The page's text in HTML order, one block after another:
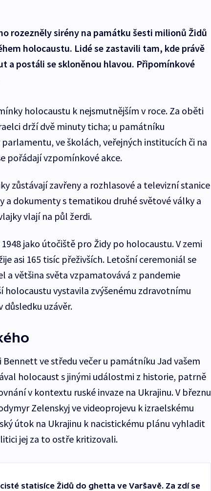
rozezněly sirény na památku šesti milionů Židů
holocaustu. Lidé se zastavili tam, kde právě
a postáli se skloněnou hlavou. Připomínkové
holocaustu k nejsmutnějším v roce. Za oběti
drží dvě minuty ticha; u památníku
ve školách, veřejných institucích či na
pořádají vzpomínkové akce.
zůstávají zavřeny a rozhlasové a televizní stanice
a dokumenty s tematikou druhé světové války a
vlají na půl žerdi.
jako útočiště pro Židy po holocaustu. V zemi
asi 165 tisíc přeživších. Letošní ceremoniál se
a většina světa vzpamatovává z pandemie
holocaustu vystavila zvýšenému zdravotnímu
důsledku uzávěr.
ve středu večer u památníku Jad vašem
holocaust s jinými událostmi z historie, patrně
v kontextu ruské invaze na Ukrajinu. V březnu
Zelenskyj ve videoprojevu k izraelskému
útok na Ukrajinu k nacistickému plánu vyhladit
jej za to ostře kritizovali.
statisíce Židů do ghetta ve Varšavě. Za zdí se